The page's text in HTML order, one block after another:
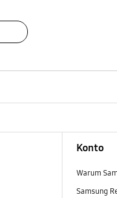
Konto
Warum
Samsung